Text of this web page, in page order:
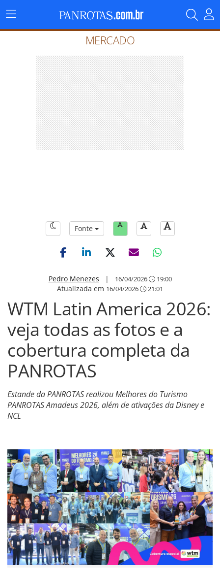
Menu
Principal
MERCADO
Fonte
Pedro Menezes | 16/04/2026 19:00
Atualizada em 16/04/2026 21:01
WTM Latin America 2026:
veja todas as fotos e a
cobertura completa da
PANROTAS
Estande da PANROTAS realizou Melhores do Turismo
PANROTAS Amadeus 2026, além de ativações da Disney e
NCL